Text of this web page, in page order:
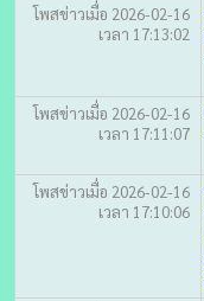
โพสข่าวเมื่อ 2026-02-16
เวลา 17:13:02
โพสข่าวเมื่อ 2026-02-16
เวลา 17:11:07
โพสข่าวเมื่อ 2026-02-16
เวลา 17:10:06